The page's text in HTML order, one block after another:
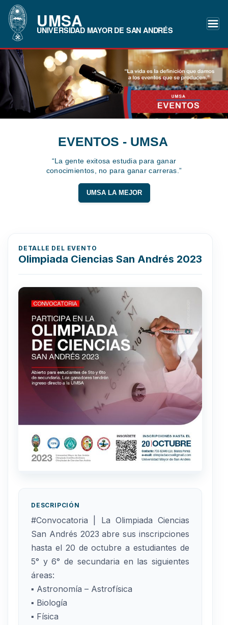
UMSA
UNIVERSIDAD MAYOR DE SAN ANDRÉS
EVENTOS - UMSA
“La gente exitosa estudia para ganar
conocimientos, no para ganar carreras.”
UMSA LA MEJOR
DETALLE DEL EVENTO
Olimpiada Ciencias San Andrés 2023
DESCRIPCIÓN
#Convocatoria | La Olimpiada Ciencias
San Andrés 2023 abre sus inscripciones
hasta el 20 de octubre a estudiantes de
5° y 6° de secundaria en las siguientes
áreas:
▪ Astronomía – Astrofísica
▪ Biología
▪ Física